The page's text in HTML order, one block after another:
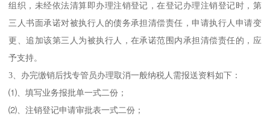
组织，未经依法清算即办理注销登记，在登记办理注销登记时，第
三人书面承诺对被执行人的债务承担清偿责任，申请执行人申请变
更、追加该第三人为被执行人，在承诺范围内承担清偿责任的，应
予支持。
3、办完缴销后找专管员办理取消一般纳税人需报送资料如下：
⑴、填写业务报批单一式二份；
⑵、注销登记申请审批表一式二份；